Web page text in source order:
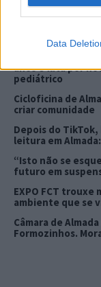
Data
anos e luta por
pediátrico
Cicloficina de
criar comunidade
Depois do
leitura em
“Isto não se
futuro em
EXPO FCT trouxe
ambiente que se
Câmara de
Formozinhos.